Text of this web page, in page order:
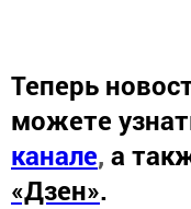
Теперь
можете
канале, а
«Дзен».